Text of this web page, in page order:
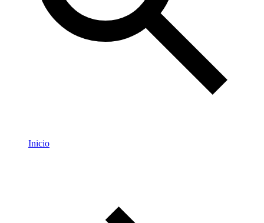
Inicio